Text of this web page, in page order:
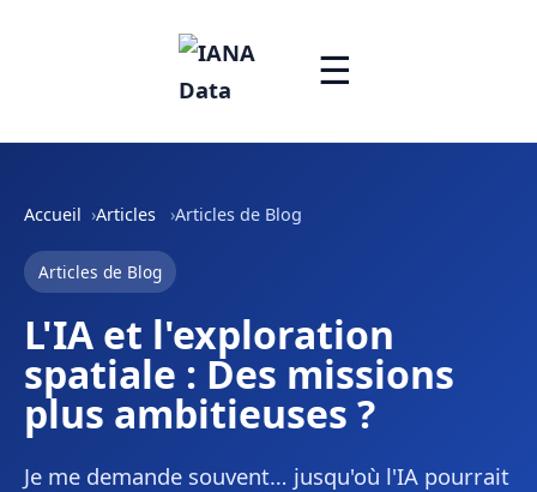
☰
Accueil Articles Articles de Blog
Articles de Blog
L'IA et l'exploration
spatiale : Des missions
plus ambitieuses ?
Je me demande souvent… jusqu'où l'IA pourrait